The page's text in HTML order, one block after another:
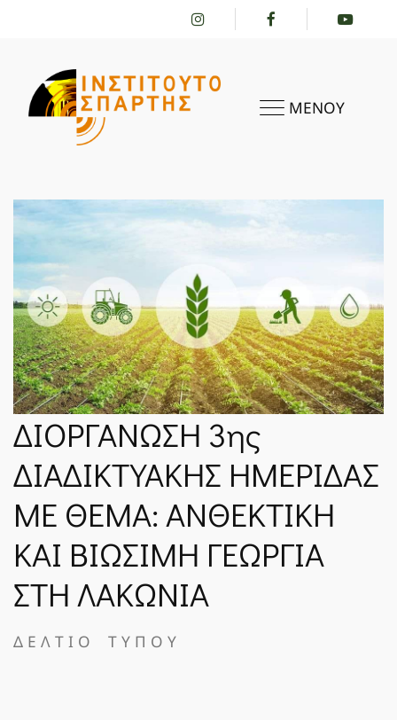
ΜΕΝΟΥ
ΑΡΧΙΚΗ
ΤΟ ΙΝΣΤΙΤΟΎΤΟ
ΔΡΑΣΤΗΡΙΌΤΗΤΕΣ
ΝΈΑ
SPARTANET
E-JOURNAL
ΔΙΟΡΓΑΝΩΣΗ 3ης
ΔΙΑΔΙΚΤΥΑΚΗΣ ΗΜΕΡΙΔΑΣ
ΜΕ ΘΕΜΑ: ΑΝΘΕΚΤΙΚΗ
ΚΑΙ ΒΙΩΣΙΜΗ ΓΕΩΡΓΙΑ
ΣΤΗ ΛΑΚΩΝΙΑ
Δ Ε Λ Τ Ι Ο Τ Υ Π Ο Υ